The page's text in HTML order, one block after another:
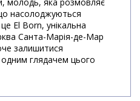
насолоджуються
El Born, унікальна
Санта-Марія-де-Мар
залишитися
глядачем цього